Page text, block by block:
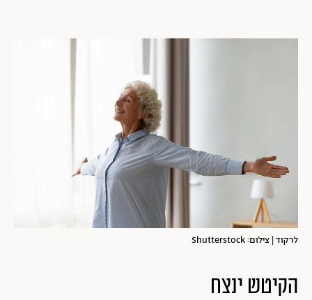
לרקוד | צילום: Shutterstock
הקיטש ינצח